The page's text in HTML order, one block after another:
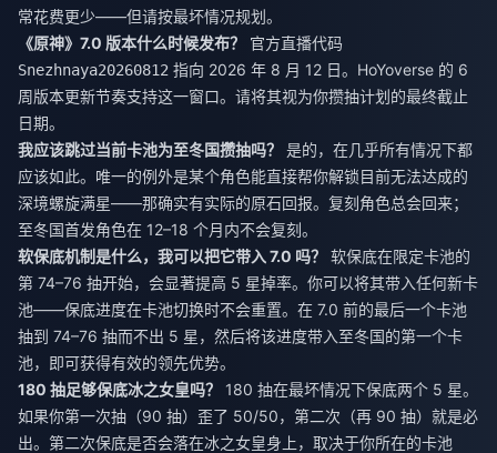
常花费更少——但请按最坏情况规划。
《原神》7.0 版本什么时候发布？
官方直播代码
Snezhnaya20260812 指向 2026 年 8 月 12 日。HoYoverse 的 6
周版本更新节奏支持这一窗口。请将其视为你攒抽计划的最终截止
日期。
我应该跳过当前卡池为至冬国攒抽吗？
是的，在几乎所有情况下都
应该如此。唯一的例外是某个角色能直接帮你解锁目前无法达成的
深境螺旋满星——那确实有实际的原石回报。复刻角色总会回来；
至冬国首发角色在 12–18 个月内不会复刻。
软保底机制是什么，我可以把它带入 7.0 吗？
软保底在限定卡池的
第 74–76 抽开始，会显著提高 5 星掉率。你可以将其带入任何新卡
池——保底进度在卡池切换时不会重置。在 7.0 前的最后一个卡池
抽到 74–76 抽而不出 5 星，然后将该进度带入至冬国的第一个卡
池，即可获得有效的领先优势。
180 抽足够保底冰之女皇吗？
180 抽在最坏情况下保底两个 5 星。
如果你第一次抽（90 抽）歪了 50/50，第二次（再 90 抽）就是必
出。第二次保底是否会落在冰之女皇身上，取决于你所在的卡池